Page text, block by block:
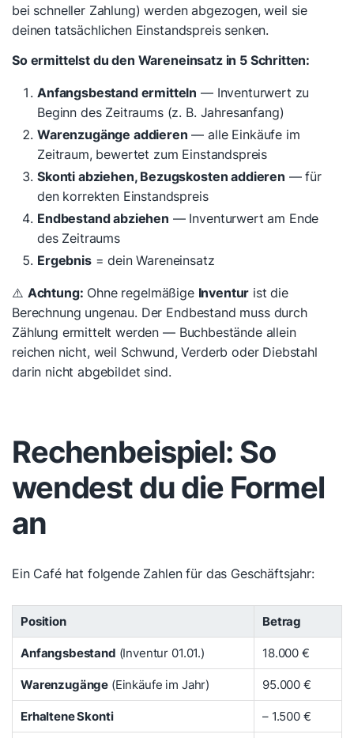
bei schneller Zahlung) werden abgezogen, weil sie
deinen tatsächlichen Einstandspreis senken.
So ermittelst du den Wareneinsatz in 5 Schritten:
Anfangsbestand ermitteln — Inventurwert zu
Beginn des Zeitraums (z. B. Jahresanfang)
Warenzugänge addieren — alle Einkäufe im
Zeitraum, bewertet zum Einstandspreis
Skonti abziehen, Bezugskosten addieren — für
den korrekten Einstandspreis
Endbestand abziehen — Inventurwert am Ende
des Zeitraums
Ergebnis= dein Wareneinsatz
⚠️ Achtung: Ohne regelmäßige Inventur ist die
Berechnung ungenau. Der Endbestand muss durch
Zählung ermittelt werden — Buchbestände allein
reichen nicht, weil Schwund, Verderb oder Diebstahl
darin nicht abgebildet sind.
Rechenbeispiel: So
wendest du die Formel
an
Ein Café hat folgende Zahlen für das Geschäftsjahr:
Position
Betrag
Anfangsbestand (Inventur 01.01.)
18.000 €
Warenzugänge (Einkäufe im Jahr)
95.000 €
Erhaltene Skonti
– 1.500 €